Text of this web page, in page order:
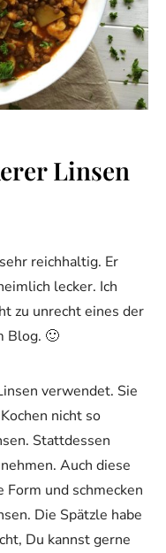
Linsen
reichhaltig. Er
lecker. Ich
zu unrecht eines der
Blog. 🙂
verwendet. Sie
nicht so
Stattdessen
Auch diese
und schmecken
Die Spätzle habe
Du kannst gerne